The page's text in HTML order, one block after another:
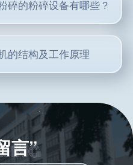
碎的粉碎设备有哪些？
的结构及工作原理
言”